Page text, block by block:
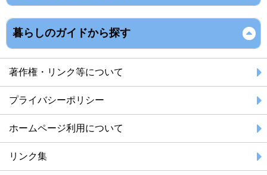
暮らしのガイドから探す
著作権・リンク等について
プライバシーポリシー
ホームページ利用について
リンク集